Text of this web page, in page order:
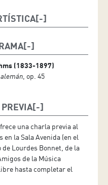
Sáenz (soprano)
López (barítono)
(1833-1897)
, op. 45
una charla previa al
en la Sala Avenida (en el
Lourdes Bonnet, de la
de la Música
hasta completar el